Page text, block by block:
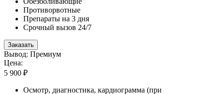
Противорвотные
Препараты на 3 дня
Срочный вызов 24/7
Заказать
Вывод: Премиум
Цена:
5 900 ₽
Осмотр, диагностика, кардиограмма (при